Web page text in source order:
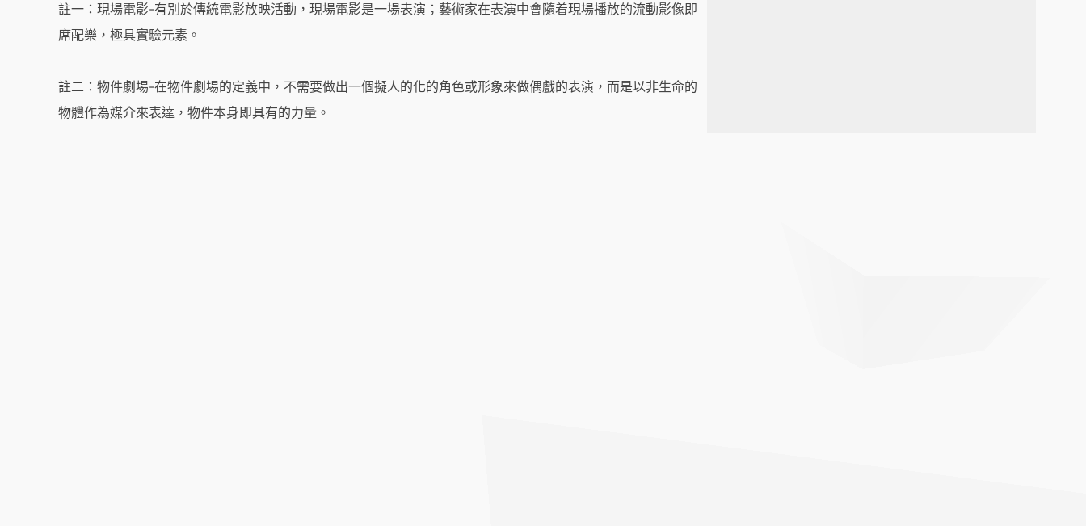
註一：現場電影-有別於傳統電影放映活動，現場電影是一場表演；藝術家在表演中會隨着現場播放的流動影像即
席配樂，極具實驗元素。
註二：物件劇場-在物件劇場的定義中，不需要做出一個擬人的化的角色或形象來做偶戲的表演，而是以非生命的
物體作為媒介來表達，物件本身即具有的力量。